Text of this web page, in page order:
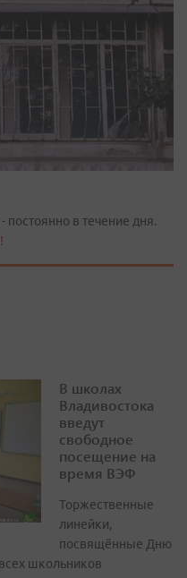
постоянно в течение дня.
В школах
Владивостока
введут
свободное
посещение на
время ВЭФ
Торжественные
линейки,
посвящённые Дню
школьников